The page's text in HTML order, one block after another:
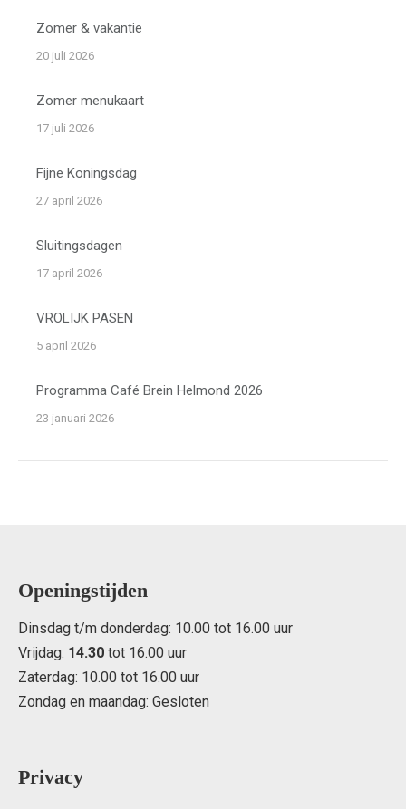
Zomer & vakantie
20 juli 2026
Zomer menukaart
17 juli 2026
Fijne Koningsdag
27 april 2026
Sluitingsdagen
17 april 2026
VROLIJK PASEN
5 april 2026
Programma Café Brein Helmond 2026
23 januari 2026
Openingstijden
Dinsdag t/m donderdag: 10.00 tot 16.00 uur
Vrijdag: 14.30 tot 16.00 uur
Zaterdag: 10.00 tot 16.00 uur
Zondag en maandag: Gesloten
Privacy